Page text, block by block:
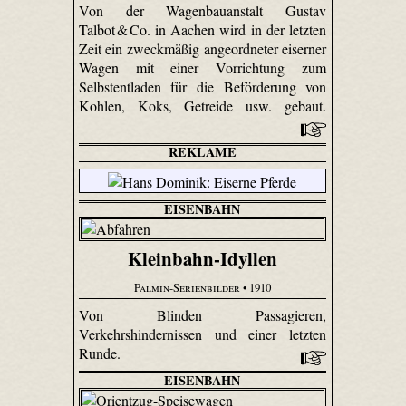
Von der Wagenbauanstalt Gustav
Talbot & Co. in Aachen wird in der letzten
Zeit ein zweckmäßig angeordneter eiserner
Wagen mit einer Vorrichtung zum
Selbstentladen für die Beförderung von
Kohlen, Koks, Getreide usw. gebaut.
REKLAME
EISENBAHN
Kleinbahn-Idyllen
Palmin-Serienbilder• 1910
Von Blinden Passagieren,
Verkehrshindernissen und einer letzten
Runde.
EISENBAHN